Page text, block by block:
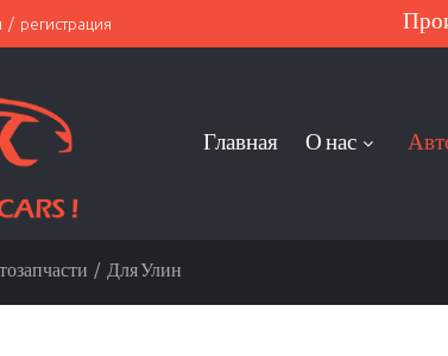
/ регистрация
Главная О нас
/ Для Улин